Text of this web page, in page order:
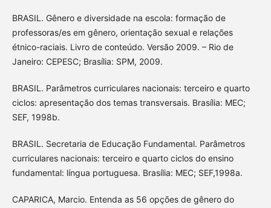
BRASIL. Gênero e diversidade na escola: formação de
professoras/es em gênero, orientação sexual e relações
étnico-raciais. Livro de conteúdo. Versão 2009. – Rio de
Janeiro: CEPESC; Brasília: SPM, 2009.
BRASIL. Parâmetros curriculares nacionais: terceiro e quarto
ciclos: apresentação dos temas transversais. Brasília: MEC;
SEF, 1998b.
BRASIL. Secretaria de Educação Fundamental. Parâmetros
curriculares nacionais: terceiro e quarto ciclos do ensino
fundamental: língua portuguesa. Brasília: MEC; SEF,1998a.
CAPARICA, Marcio. Entenda as 56 opções de gênero do